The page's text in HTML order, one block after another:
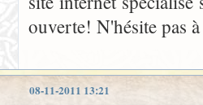
ouverte! N'hésite pas
08-11-2011 13:21